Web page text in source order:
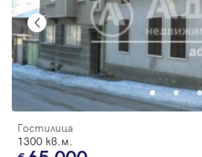
Гостилица
1300 кв.м.